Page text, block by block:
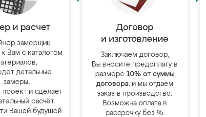
и расчет
замерщик
Вам с каталогом
детальные
замеры,
проект и сделает
расчёт
Вашей будущей
Договор
и изготовление
Заключаем договор,
Вы вносите предоплату в
размере 10% от суммы
договора, и мы отдаём
заказ в производство.
Возможна оплата в
рассрочку без %.